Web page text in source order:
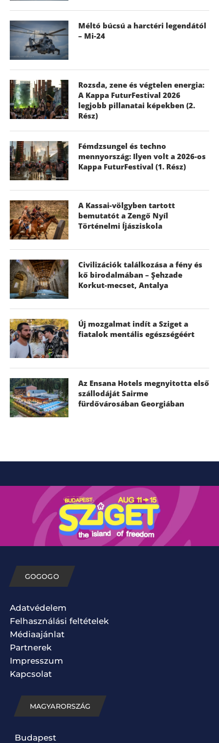
Méltó búcsú a harctéri legendától
– Mi-24
Rozsda, zene és végtelen energia:
A Kappa FuturFestival 2026
legjobb pillanatai képekben (2.
Rész)
Fémdzsungel és techno
mennyország: Ilyen volt a 2026-os
Kappa FuturFestival (1. Rész)
A Kassai-völgyben tartott
bemutatót a Zengő Nyíl
Történelmi Íjásziskola
Civilizációk találkozása a fény és
kő birodalmában – Şehzade
Korkut-mecset, Antalya
Új mozgalmat indít a Sziget a
fiatalok mentális egészségéért
Az Ensana Hotels megnyitotta első
szállodáját Sairme
fürdővárosában Georgiában
GOGOGO
Adatvédelem
Felhasználási feltételek
Médiaajánlat
Partnerek
Impresszum
Kapcsolat
MAGYARORSZÁG
Budapest